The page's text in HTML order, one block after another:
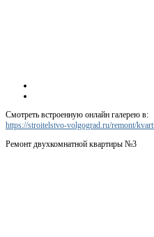
Смотреть встроенную онлайн галерею в:
https://stroitelstvo-volgograd.ru/remont/
Ремонт двухкомнатной квартиры №3